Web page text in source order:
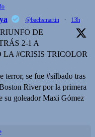
@bachsmartin · 13h
DE
2-1 A
#CRISIS TRICOLOR
terror, se fue #silbado tras
River por la primera
su goleador Maxi Gómez